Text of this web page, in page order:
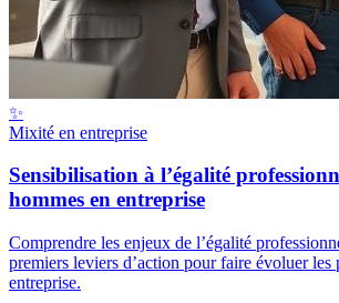
✨
Mixité en entreprise
Sensibilisation à l’égalité
hommes en entreprise
Comprendre les enjeux de l’égalité
premiers leviers d’action pour faire évoluer les
entreprise.